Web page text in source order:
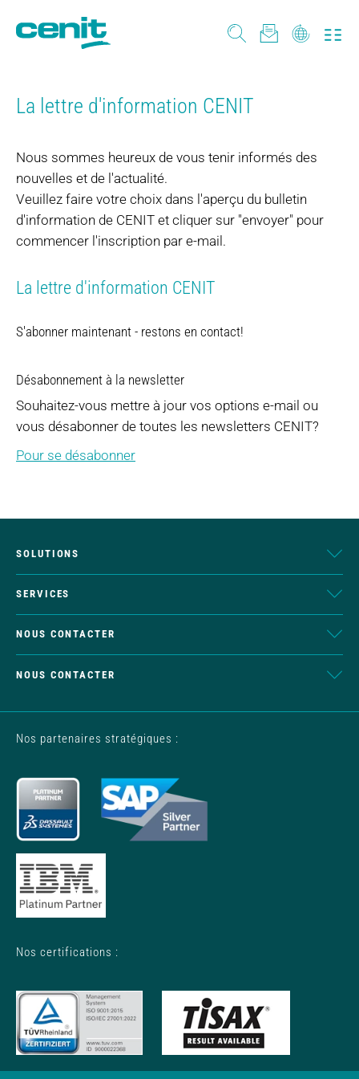
La lettre d'information CENIT
Nous sommes heureux de vous tenir informés des
nouvelles et de l'actualité.
Veuillez faire votre choix dans l'aperçu du bulletin
d'information de CENIT et cliquer sur "envoyer" pour
commencer l'inscription par e-mail.
La lettre d'information CENIT
S'abonner maintenant - restons en contact!
Désabonnement à la newsletter
Souhaitez-vous mettre à jour vos options e-mail ou
vous désabonner de toutes les newsletters CENIT?
Pour se désabonner
SOLUTIONS
SERVICES
NOUS CONTACTER
NOUS CONTACTER
Nos partenaires stratégiques :
Nos certifications :